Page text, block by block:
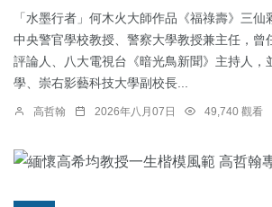
「水墨行者」何木火大師作品《福祿壽》三
中央警官學校教授、警察大學教授兼主任，曾
評論人、八大電視台《暗光鳥新聞》主持人，
學、崇右影藝科技大學副校長...
高哲翰 2026年八月07日 49,740 觀看